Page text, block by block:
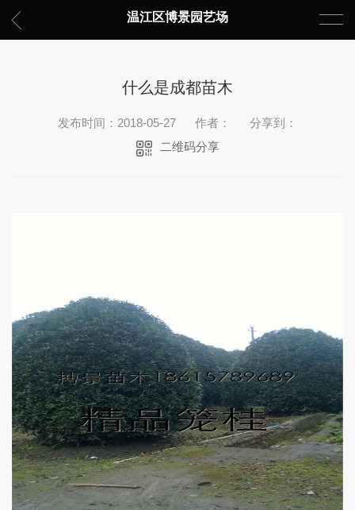
温江区博景园艺场
什么是成都苗木
发布时间：2018-05-27 作者：
分享到：
二维码分享